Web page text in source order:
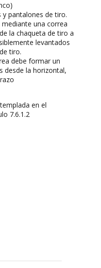
pantalones de tiro.
una correa
la chaqueta de tiro a
levantados
tiro.
debe formar un
desde la horizontal,
en el
7.6.1.2